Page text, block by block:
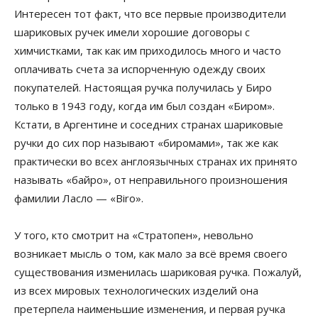
Интересен тот факт, что все первые производители
шариковых ручек имели хорошие договоры с
химчистками, так как им приходилось много и часто
оплачивать счета за испорченную одежду своих
покупателей. Настоящая ручка получилась у Биро
только в 1943 году, когда им был создан «Биром».
Кстати, в Аргентине и соседних странах шариковые
ручки до сих пор называют «биромами», так же как
практически во всех англоязычных странах их принято
называть «байро», от неправильного произношения
фамилии Ласло — «Biro».
У того, кто смотрит на «Стратопен», невольно
возникает мысль о том, как мало за всё время своего
существования изменилась шариковая ручка. Пожалуй,
из всех мировых технологических изделий она
претерпела наименьшие изменения, и первая ручка